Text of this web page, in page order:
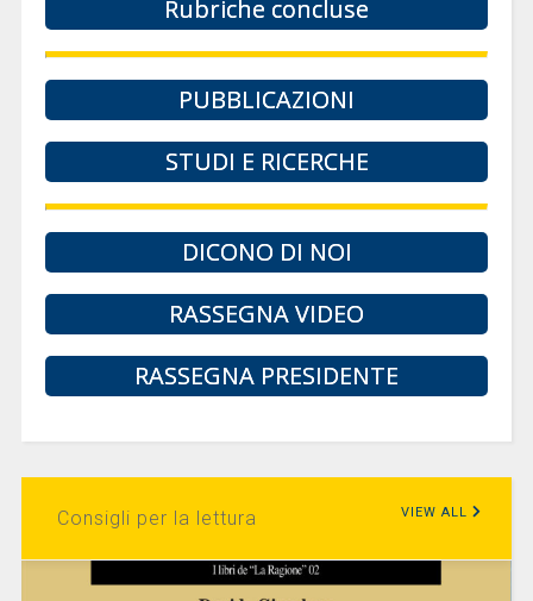
Rubriche concluse
PUBBLICAZIONI
STUDI E RICERCHE
DICONO DI NOI
RASSEGNA VIDEO
RASSEGNA PRESIDENTE
Consigli per la lettura VIEW ALL